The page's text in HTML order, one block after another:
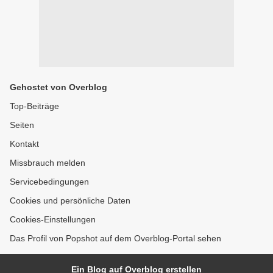
Gehostet von Overblog
Top-Beiträge
Seiten
Kontakt
Missbrauch melden
Servicebedingungen
Cookies und persönliche Daten
Cookies-Einstellungen
Das Profil von Popshot auf dem Overblog-Portal sehen
Ein Blog auf Overblog erstellen